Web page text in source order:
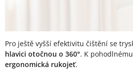
Pro ještě vyšší efektivitu čištění se
hlavici otočnou o 360°. K
ergonomická rukojeť.